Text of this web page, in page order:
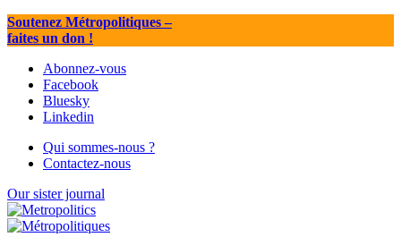
Soutenez Métropolitiques–
faites un don !
Abonnez-vous
Facebook
Bluesky
Linkedin
Qui sommes-nous ?
Contactez-nous
Our sister journal